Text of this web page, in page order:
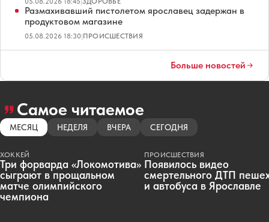
Размахивавший пистолетом ярославец задержан в
продуктовом магазине
05.08.2026 18:30|ПРОИСШЕСТВИЯ
Больше новостей
Самое читаемое
МЕСЯЦ НЕДЕЛЯ ВЧЕРА СЕГОДНЯ
ХОККЕЙ
Три форварда «Локомотива»
сыграют в прощальном
матче олимпийского
чемпиона
ПРОИСШЕСТВИЯ
Появилось видео
смертельного ДТП
и автобуса в Ярославле